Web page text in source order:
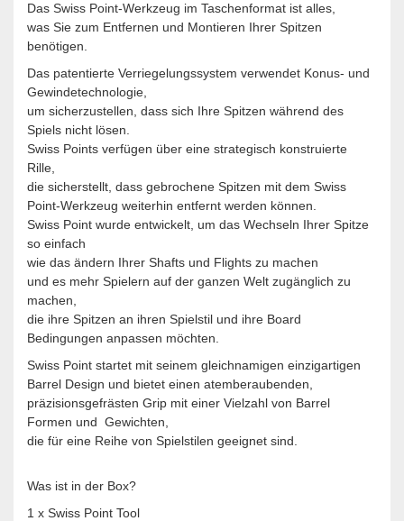
Das Swiss Point-Werkzeug im Taschenformat ist alles,
was Sie zum Entfernen und Montieren Ihrer Spitzen
benötigen.
Das patentierte Verriegelungssystem verwendet Konus- und
Gewindetechnologie,
um sicherzustellen, dass sich Ihre Spitzen während des
Spiels nicht lösen.
Swiss Points verfügen über eine strategisch konstruierte
Rille,
die sicherstellt, dass gebrochene Spitzen mit dem Swiss
Point-Werkzeug weiterhin entfernt werden können.
Swiss Point wurde entwickelt, um das Wechseln Ihrer Spitze
so einfach
wie das ändern Ihrer Shafts und Flights zu machen
und es mehr Spielern auf der ganzen Welt zugänglich zu
machen,
die ihre Spitzen an ihren Spielstil und ihre Board
Bedingungen anpassen möchten.
Swiss Point startet mit seinem gleichnamigen einzigartigen
Barrel Design und bietet einen atemberaubenden,
präzisionsgefrästen Grip mit einer Vielzahl von Barrel
Formen und Gewichten,
die für eine Reihe von Spielstilen geeignet sind.
Was ist in der Box?
1 x Swiss Point Tool